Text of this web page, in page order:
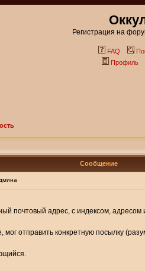
Регистрация на
FAQ
Профиль
Сообщение
почтовый адрес, с индексом,
отправить конкретную посылку